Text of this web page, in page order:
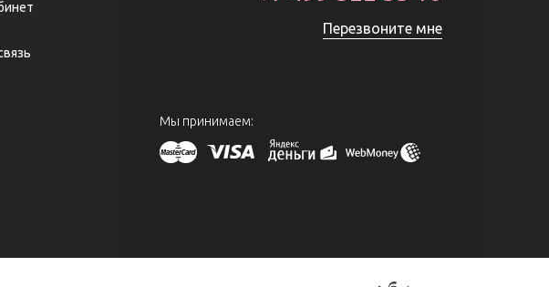
Перезвоните мне
Мы принимаем: